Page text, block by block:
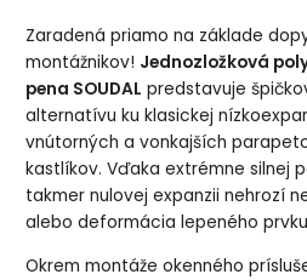
Zaradená priamo na základe
montážnikov! Jednozložková
pena SOUDAL predstavuje
alternatívu ku klasickej
vnútorných a vonkajších
kastlíkov. Vďaka extrémne silnej
takmer nulovej expanzii nehrozí
alebo deformácia lepeného
Okrem montáže okenného